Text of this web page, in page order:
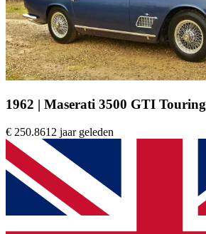
1962 | Maserati 3500 GTI Touring
€ 250.861 2 jaar geleden